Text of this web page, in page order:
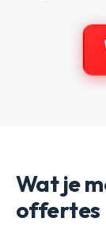
Wat je
offertes